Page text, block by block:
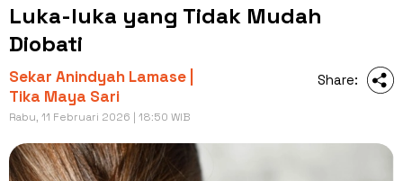
Luka-luka yang Tidak Mudah
Diobati
Sekar Anindyah Lamase |
Tika Maya Sari
Rabu, 11 Februari 2026 | 18:50 WIB
Share: